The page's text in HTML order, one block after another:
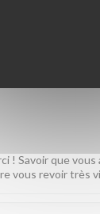
! Savoir que
vous revoir très